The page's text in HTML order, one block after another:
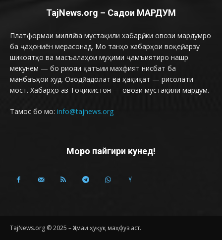
TajNews.org – Садои МАРДУМ
Платформаи миллӣ ва мустақили хабарӣ, ки овози мардумро
ба ҷаҳониён мерасонад. Мо танҳо хабарҳои воқеӣ, арзу
шикоятҳо ва масъалаҳои муҳими ҷамъиятиро нашр
мекунем — бо риояи қатъии махфият нисбат ба
манбаъҳои худ. Озодӣ, адолат ва ҳақиқат — рисолати
мост. Хабарҳо аз Тоҷикистон — овози мустақили мардум.
Тамос бо мо: info@tajnews.org
Моро пайгири кунед!
TajNews.org © 2025 – Ҳамаи ҳуқуқ маҳфуз аст.